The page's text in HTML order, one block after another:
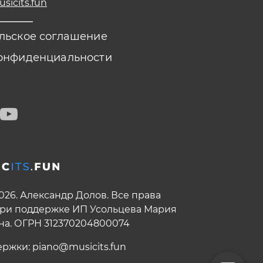
соглашение
Александр Долов. Все права
поддержке ИП Усольцева Мария
ОГРН 312370204800074
piano@musicits.fun